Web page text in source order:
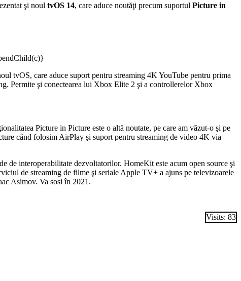
şi noul tvOS 14, care aduce noutăţi precum suportul Picture in
tvOS, care aduce suport pentru streaming 4K YouTube pentru prima
Permite şi conectearea lui Xbox Elite 2 şi a controllerelor Xbox
Picture in Picture este o altă noutate, pe care am văzut-o şi pe
când folosim AirPlay şi suport pentru streaming de video 4K via
de interoperabilitate dezvoltatorilor. HomeKit este acum open source şi
de streaming de filme şi seriale Apple TV+ a ajuns pe televizoarele
Asimov. Va sosi în 2021.
Visits: 83